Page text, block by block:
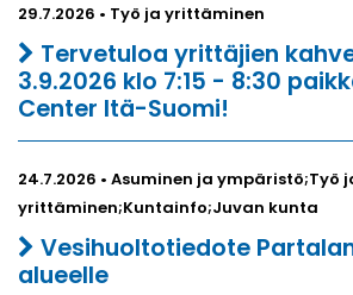
29.7.2026 • Työ ja yrittäminen
Tervetuloa yrittäjien
3.9.2026 klo 7:15 - 8:30
Center Itä-Suomi!
24.7.2026 • Asuminen ja ympäristö;Työ
yrittäminen;Kuntainfo;Juvan kunta
Vesihuoltotiedote
alueelle